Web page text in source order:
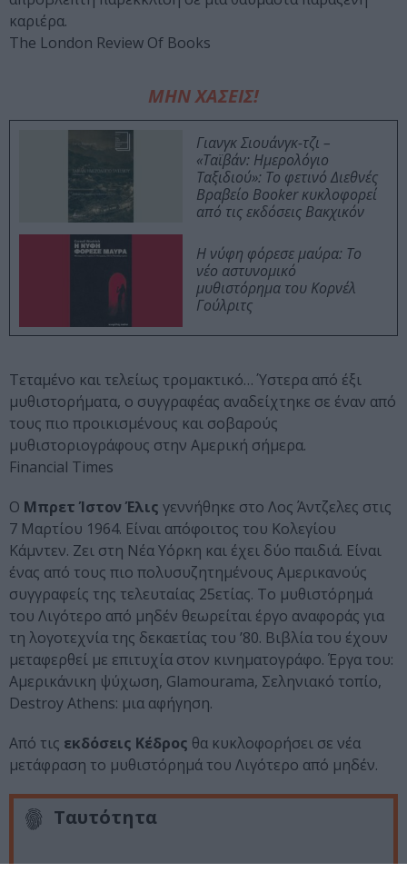
καριέρα.
The London Review Of Books
ΜΗΝ ΧΑΣΕΙΣ!
Γιανγκ Σιουάνγκ-τζι –
«Ταϊβάν: Ημερολόγιο
Ταξιδιού»: Το φετινό Διεθνές
Βραβείο Booker κυκλοφορεί
από τις εκδόσεις Βακχικόν
Η νύφη φόρεσε μαύρα: Το
νέο αστυνομικό
μυθιστόρημα του Κορνέλ
Γούλριτς
Τεταμένο και τελείως τρομακτικό… Ύστερα από έξι
μυθιστορήματα, ο συγγραφέας αναδείχτηκε σε έναν από
τους πιο προικισμένους και σοβαρούς
μυθιστοριογράφους στην Αμερική σήμερα.
Financial Times
Ο Μπρετ Ίστον Έλις γεννήθηκε στο Λος Άντζελες στις
7 Μαρτίου 1964. Είναι απόφοιτος του Κολεγίου
Κάμντεν. Ζει στη Νέα Υόρκη και έχει δύο παιδιά. Είναι
ένας από τους πιο πολυσυζητημένους Αμερικανούς
συγγραφείς της τελευταίας 25ετίας. Το μυθιστόρημά
του Λιγότερο από μηδέν θεωρείται έργο αναφοράς για
τη λογοτεχνία της δεκαετίας του ’80. Βιβλία του έχουν
μεταφερθεί με επιτυχία στον κινηματογράφο. Έργα του:
Αμερικάνικη ψύχωση, Glamourama, Σεληνιακό τοπίο,
Destroy Athens: μια αφήγηση.
Από τις εκδόσεις Κέδρος θα κυκλοφορήσει σε νέα
μετάφραση το μυθιστόρημά του Λιγότερο από μηδέν.
Ταυτότητα